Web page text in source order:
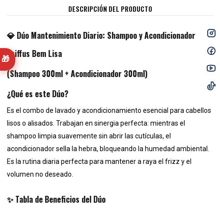
🎁
DESCRIPCIÓN DEL PRODUCTO
💎 Dúo Mantenimiento Diario: Shampoo y Acondicionador
Griffus Bem Lisa
(Shampoo 300ml + Acondicionador 300ml)
¿Qué es este Dúo?
Es el combo de lavado y acondicionamiento esencial para cabellos
lisos o alisados. Trabajan en sinergia perfecta: mientras el
shampoo limpia suavemente sin abrir las cutículas, el
acondicionador sella la hebra, bloqueando la humedad ambiental.
Es la rutina diaria perfecta para mantener a raya el frizz y el
volumen no deseado.
✨ Tabla de Beneficios del Dúo